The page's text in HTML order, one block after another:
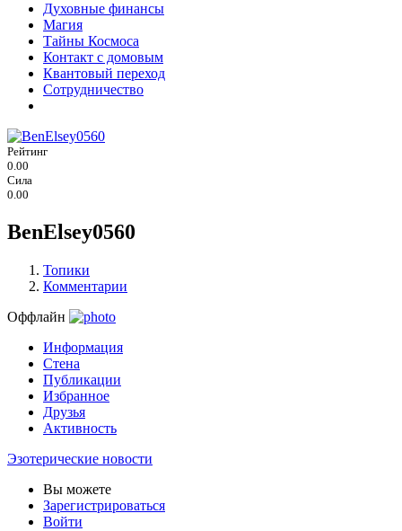
Духовные финансы
Магия
Тайны Космоса
Контакт с домовым
Квантовый переход
Сотрудничество
Рейтинг
0.00
Сила
0.00
BenElsey0560
Топики
Комментарии
Оффлайн
Информация
Стена
Публикации
Избранное
Друзья
Активность
Эзотерические новости
Вы можете
Зарегистрироваться
Войти